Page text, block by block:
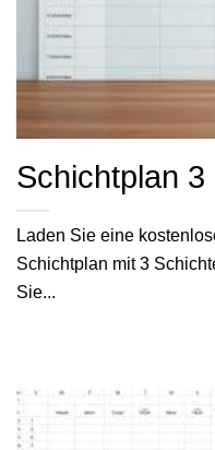
Schichtplan 3
Laden Sie eine
Schichtplan mit 3
Sie...